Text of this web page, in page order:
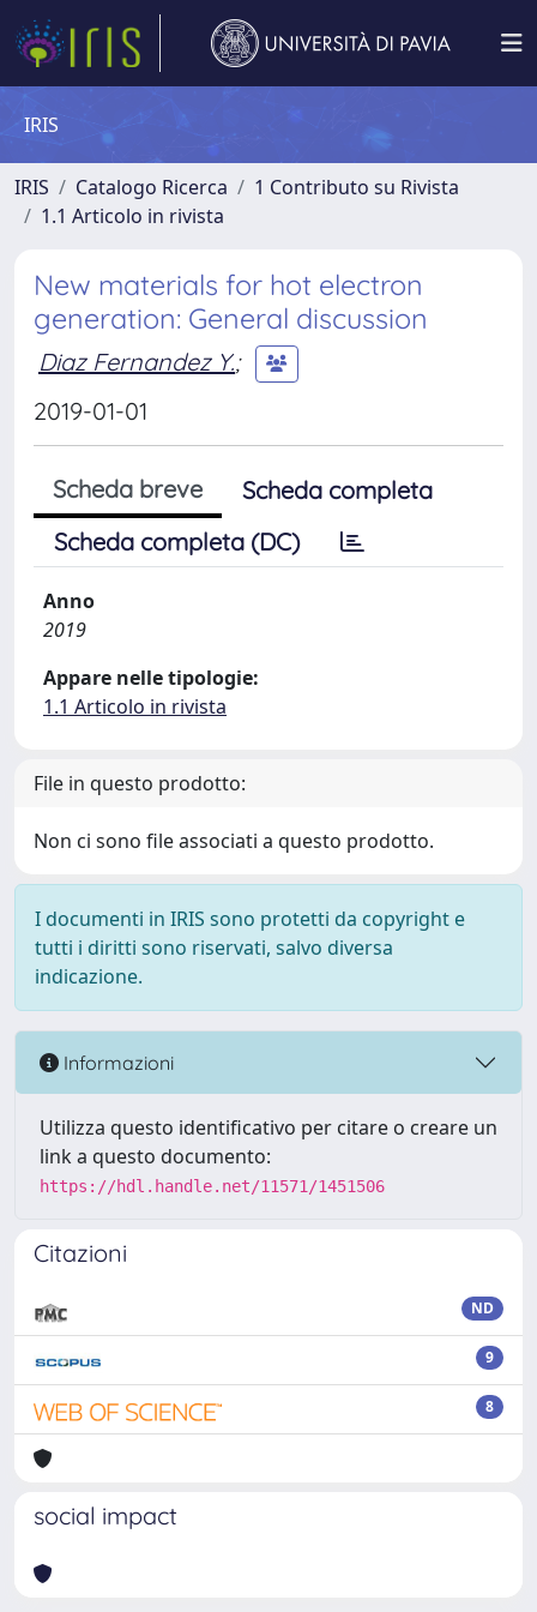
IRIS
IRIS Catalogo Ricerca
1 Contributo su Rivista
1.1 Articolo in rivista
New materials for hot electron
generation: General discussion
Diaz Fernandez Y.;
2019-01-01
Scheda breve
Scheda completa
Scheda completa (DC)
Anno
2019
Appare nelle tipologie:
1.1 Articolo in rivista
File in questo prodotto:
Non ci sono file associati a questo prodotto.
I documenti in IRIS sono protetti da copyright e
tutti i diritti sono riservati, salvo diversa
indicazione.
Informazioni
Utilizza questo identificativo per citare o creare un
link a questo documento:
https://hdl.handle.net/11571/1451506
Citazioni
ND
9
8
social impact